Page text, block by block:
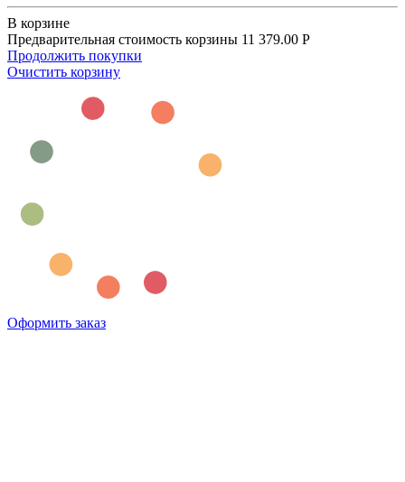
В корзине
Предварительная стоимость корзины 11 379.00 Р
Продолжить покупки
Очистить корзину
Оформить заказ